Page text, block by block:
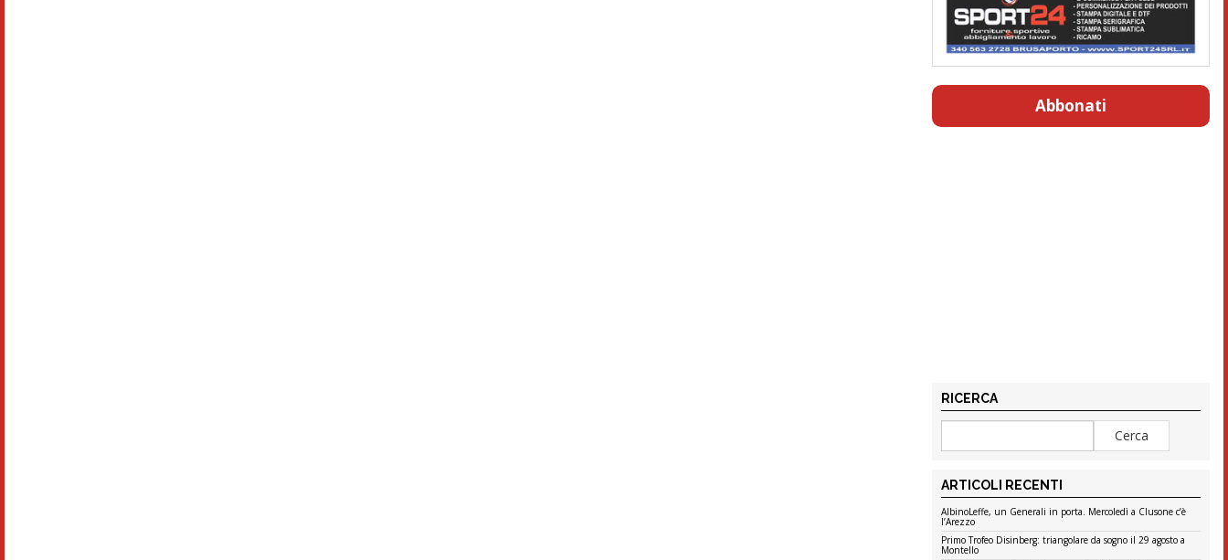
Abbonati
RICERCA
ARTICOLI RECENTI
AlbinoLeffe, un Generali in porta. Mercoledì a Clusone c’è
l’Arezzo
Primo Trofeo Disinberg: triangolare da sogno il 29 agosto a
Montello